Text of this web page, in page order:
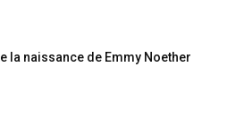
la naissance de Emmy Noether